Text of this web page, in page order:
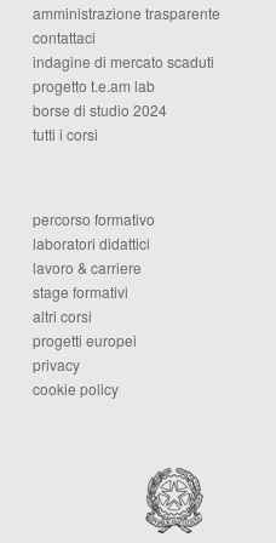
amministrazione trasparente
contattaci
indagine di mercato scaduti
progetto t.e.am lab
borse di studio 2024
tutti i corsi
percorso formativo
laboratori didattici
lavoro & carriere
stage formativi
altri corsi
progetti europei
privacy
cookie policy